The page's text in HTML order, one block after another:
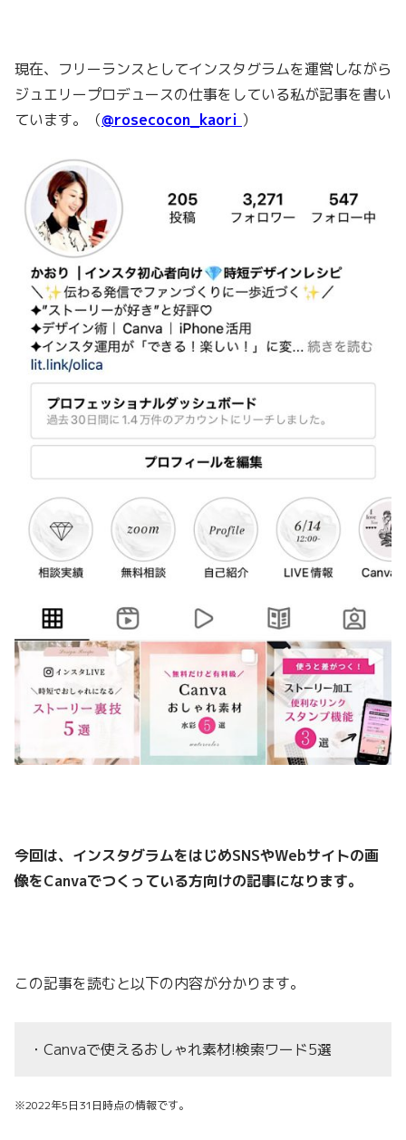
現在、フリーランスとしてインスタグラムを運営しながら
ジュエリープロデュースの仕事をしている私が記事を書い
ています。（@rosecocon_kaori ）
今回は、インスタグラムをはじめSNSやWebサイトの画
像をCanvaでつくっている方向けの記事になります。
この記事を読むと以下の内容が分かります。
・Canvaで使えるおしゃれ素材!検索ワード5選
※2022年5日31日時点の情報です。